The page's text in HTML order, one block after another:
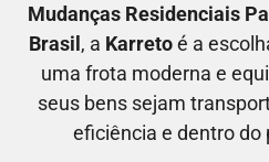
Mudanças Residenciais
Brasil , a Karretoé a
uma frota moderna e
seus bens sejam
eficiência e dentro do